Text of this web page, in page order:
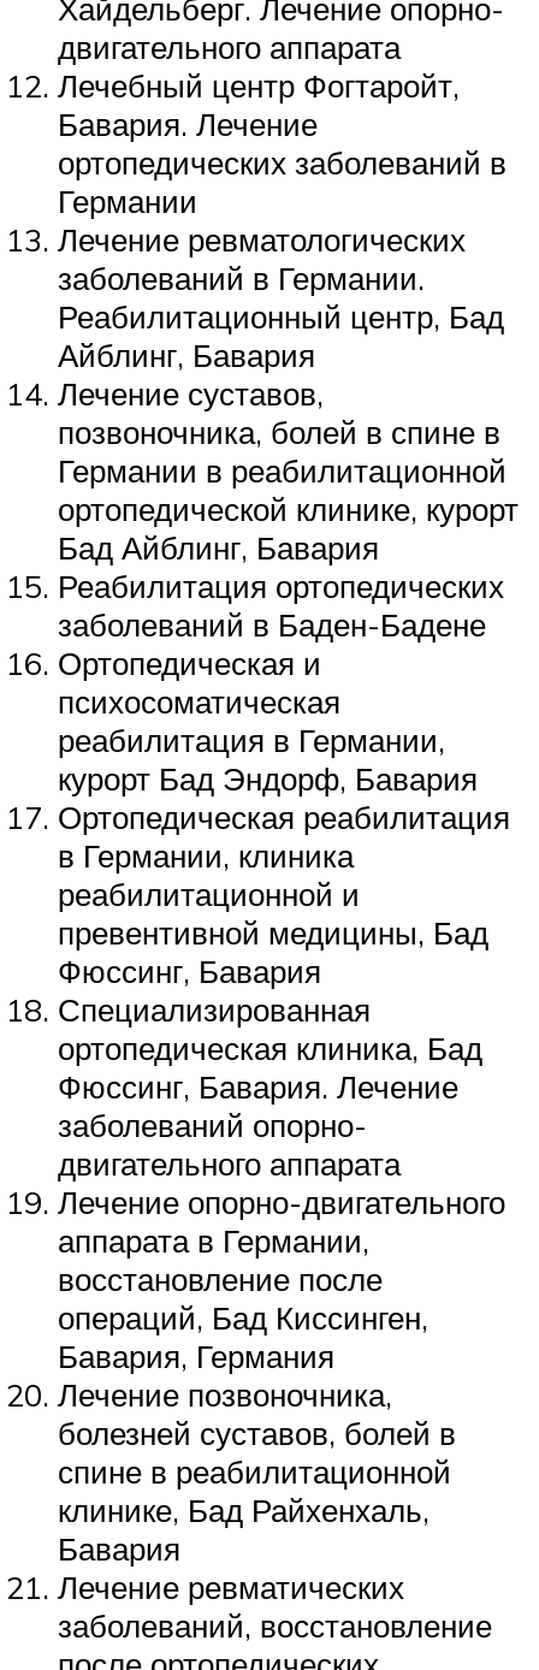
Хайдельберг. Лечение опорно-
двигательного аппарата
Лечебный центр Фогтаройт,
Бавария. Лечение
ортопедических заболеваний в
Германии
Лечение ревматологических
заболеваний в Германии.
Реабилитационный центр, Бад
Айблинг, Бавария
Лечение суставов,
позвоночника, болей в спине в
Германии в реабилитационной
ортопедической клинике, курорт
Бад Айблинг, Бавария
Реабилитация ортопедических
заболеваний в Баден-Бадене
Ортопедическая и
психосоматическая
реабилитация в Германии,
курорт Бад Эндорф, Бавария
Ортопедическая реабилитация
в Германии, клиника
реабилитационной и
превентивной медицины, Бад
Фюссинг, Бавария
Специализированная
ортопедическая клиника, Бад
Фюссинг, Бавария. Лечение
заболеваний опорно-
двигательного аппарата
Лечение опорно-двигательного
аппарата в Германии,
восстановление после
операций, Бад Киссинген,
Бавария, Германия
Лечение позвоночника,
болезней суставов, болей в
спине в реабилитационной
клинике, Бад Райхенхаль,
Бавария
Лечение ревматических
заболеваний, восстановление